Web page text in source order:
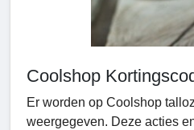
Coolshop
Er worden op Coolshop
weergegeven. Deze acties